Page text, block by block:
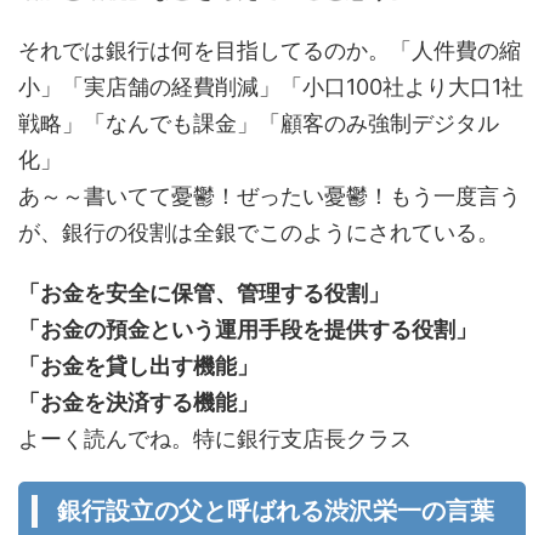
それでは銀行は何を目指してるのか。「人件費の縮
小」「実店舗の経費削減」「小口100社より大口1社
戦略」「なんでも課金」「顧客のみ強制デジタル
化」
あ～～書いてて憂鬱！ぜったい憂鬱！もう一度言う
が、銀行の役割は全銀でこのようにされている。
「お金を安全に保管、管理する役割」
「お金の預金という運用手段を提供する役割」
「お金を貸し出す機能」
「お金を決済する機能」
よーく読んでね。特に銀行支店長クラス
銀行設立の父と呼ばれる渋沢栄一の言葉